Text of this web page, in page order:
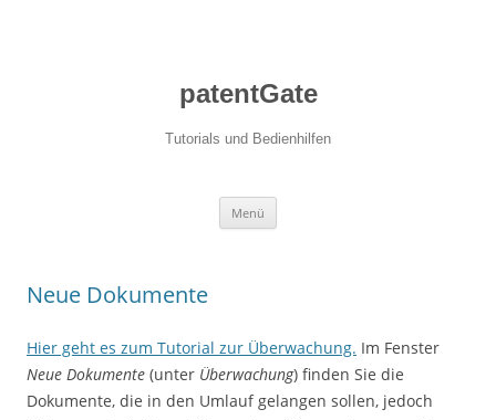
patentGate
Tutorials und Bedienhilfen
Menü
Neue Dokumente
Hier geht es zum Tutorial zur Überwachung. Im Fenster
Neue Dokumente (unter Überwachung) finden Sie die
Dokumente, die in den Umlauf gelangen sollen, jedoch